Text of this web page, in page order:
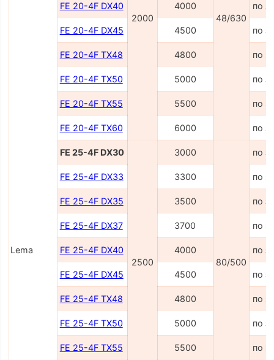
Lema
2000 48/630
FE 20-4F DX40 4000 по
FE 20-4F DX45 4500 по
FE 20-4F TX48 4800 по
FE 20-4F TX50 5000 по
FE 20-4F TX55 5500 по
FE 20-4F TX60 6000 по
FE 25-4F DX30
2500
3000
80/500
по
FE 25-4F DX33 3300 по
FE 25-4F DX35 3500 по
FE 25-4F DX37 3700 по
FE 25-4F DX40 4000 по
FE 25-4F DX45 4500 по
FE 25-4F TX48 4800 по
FE 25-4F TX50 5000 по
FE 25-4F TX55 5500 по